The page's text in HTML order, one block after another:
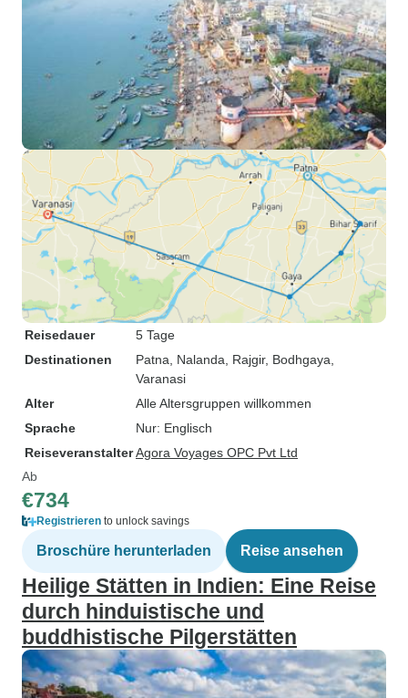
Reisedauer
5 Tage
Destinationen
Patna , Nalanda , Rajgir, Bodhgaya
Varanasi
Alter
Alle Altersgruppen willkommen
Sprache
Nur: Englisch
ReiseveranstalterAgora Voyages OPC Pvt Ltd
Ab
€734
Registrieren to unlock savings
Broschüre herunterladen Reise ansehen
Heilige Stätten in Indien: Eine Reise
durch hinduistische und
buddhistische Pilgerstätten